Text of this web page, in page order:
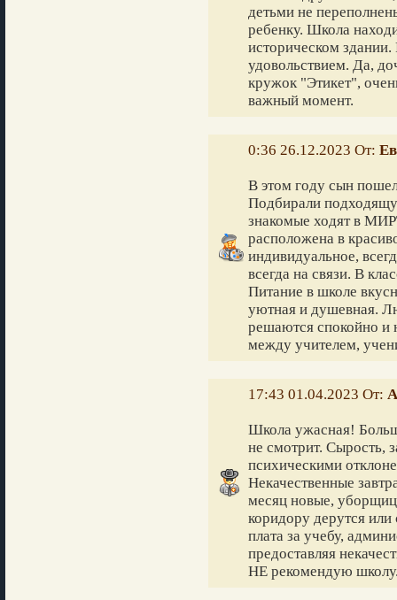
детьми не
ребенку. Школа
историческом
удовольствием. Да,
кружок "Этикет",
важный момент.
0:36 26.12.2023 От:
В этом году сын
Подбирали
знакомые ходят в
расположена в
индивидуальное,
всегда на связи. В
Питание в школе
уютная и душевная.
решаются спокойно и
между учителем,
17:43 01.04.2023 От:
Школа ужасная!
не смотрит. Сырость,
психическими
Некачественные
месяц новые,
коридору дерутся или
плата за учебу,
предоставляя
НЕ рекомендую